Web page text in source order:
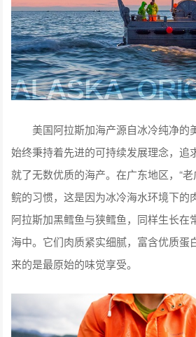
美国阿拉斯加海产源自冰冷纯净的
始终秉持着先进的可持续发展理念，追
就了无数优质的海产。在广东地区，“
鲩的习惯，这是因为冰冷海水环境下的
阿拉斯加黑鳕鱼与狭鳕鱼，同样生长在
海中。它们肉质紧实细腻，富含优质蛋
来的是最原始的味觉享受。